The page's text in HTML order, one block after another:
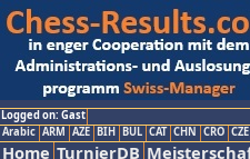
Logged on: Gast
Arabic ARM AZE BIH BUL CAT CHN CRO CZE
Home TurnierDB